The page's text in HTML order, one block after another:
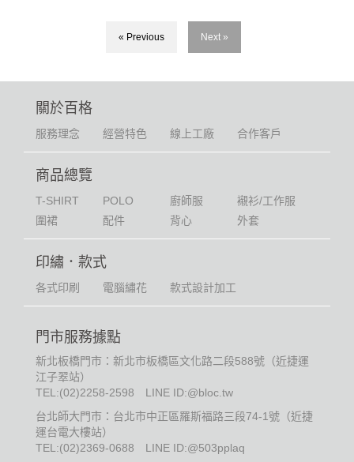
« Previous Next »
關於百格
服務理念 經營特色 線上工廠 合作客戶
商品總覽
T-SHIRT POLO 廚師服
襯衫/工作服
圍裙
配件 背心 外套
印繡．款式
各式印刷 電腦繡花 款式設計加工
門市服務據點
新北板橋門市：新北市板橋區文化路二段588號（近捷運
江子翠站）
TEL:(02)2258-2598
LINE ID:@bloc.tw
台北師大門市：台北市中正區羅斯福路三段74-1號（近捷
運台電大樓站）
TEL:(02)2369-0688 LINE ID:@503pplaq